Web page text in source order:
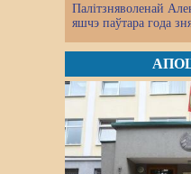
Палітзняволенай
яшчэ паўтара года